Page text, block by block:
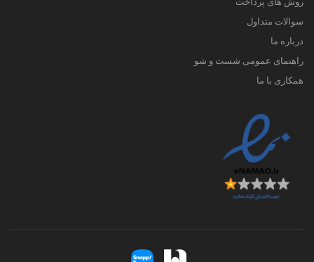
سوالات متداول
درباره ما
راهنمای عمومی شست و شو
همکاری با ما